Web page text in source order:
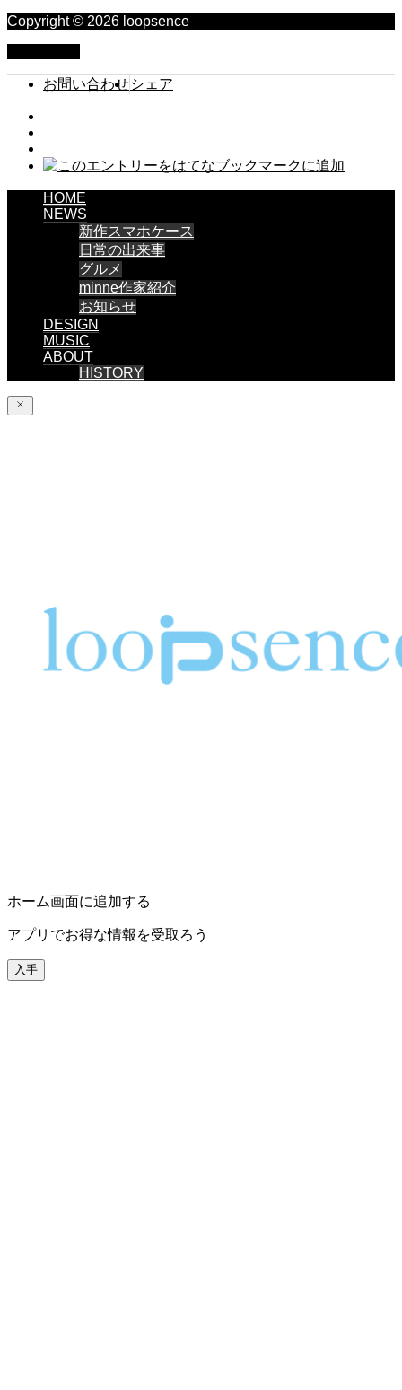
Copyright © 2026 loopsence
お問い合わせシェア
HOME
NEWS
新作スマホケース
日常の出来事
グルメ
minne作家紹介
お知らせ
DESIGN
MUSIC
ABOUT
HISTORY
ホーム画面に追加する
アプリでお得な情報を受取ろう
入手